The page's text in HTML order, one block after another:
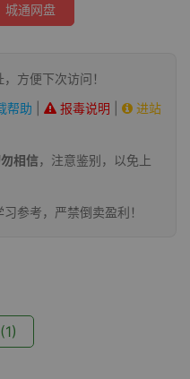
城通网盘
方便下次访问！
帮助 报毒说明
进站
相信，注意鉴别，以免上
参考，严禁倒卖盈利！
(1)